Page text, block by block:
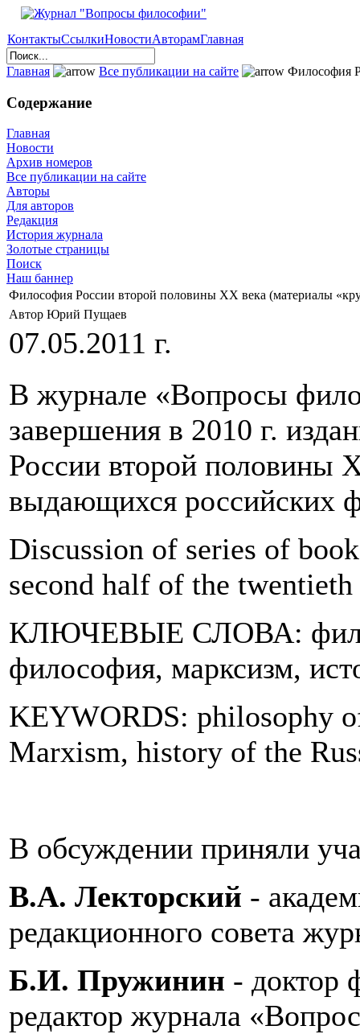
КонтактыСсылкиНовостиАвторамГлавная
Главная Все публикации на сайте Философия
Содержание
Главная
Новости
Архив номеров
Все публикации на сайте
Авторы
Для авторов
Редакция
История журнала
Золотые страницы
Поиск
Наш баннер
Философия России второй половины ХХ века (материалы
Автор Юрий Пущаев
07.05.2011 г.
В журнале «Вопросы
завершения в 2010 г.
России второй половины
выдающихся российских
Discussion of series of
second half of the
КЛЮЧЕВЫЕ СЛОВА:
философия, марксизм,
KEYWORDS: philosophy
Marxism, history of the
В обсуждении приняли
В.А. Лекторский -
редакционного совета
Б.И. Пружинин - доктор
редактор журнала